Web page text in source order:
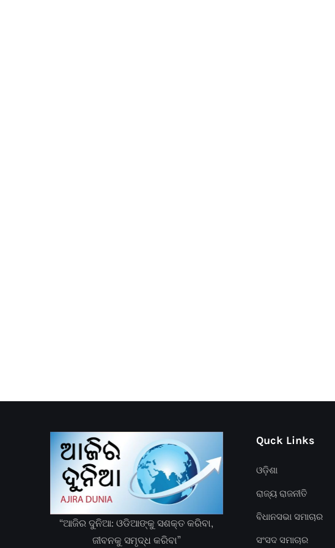
“ଆଜିର ଦୁନିଆ: ଓଡିଆଙ୍କୁ ସଶକ୍ତ କରିବା,
ଜୀବନକୁ ସମୃଦ୍ଧ କରିବା”
Quck Links
ଓଡ଼ିଶା
ରାଜ୍ୟ ରାଜନୀତି
ବିଧାନସଭା ସମାଚାର
ସଂସଦ ସମାଚାର